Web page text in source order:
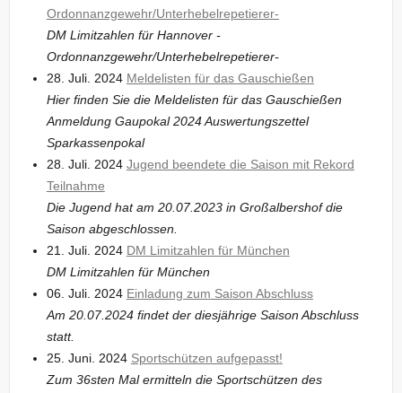
Ordonnanzgewehr/Unterhebelrepetierer-
DM Limitzahlen für Hannover -
Ordonnanzgewehr/Unterhebelrepetierer-
28. Juli. 2024 Meldelisten für das Gauschießen
Hier finden Sie die Meldelisten für das Gauschießen
Anmeldung Gaupokal 2024 Auswertungszettel
Sparkassenpokal
28. Juli. 2024 Jugend beendete die Saison mit Rekord
Teilnahme
Die Jugend hat am 20.07.2023 in Großalbershof die
Saison abgeschlossen.
21. Juli. 2024 DM Limitzahlen für München
DM Limitzahlen für München
06. Juli. 2024 Einladung zum Saison Abschluss
Am 20.07.2024 findet der diesjährige Saison Abschluss
statt.
25. Juni. 2024 Sportschützen aufgepasst!
Zum 36sten Mal ermitteln die Sportschützen des